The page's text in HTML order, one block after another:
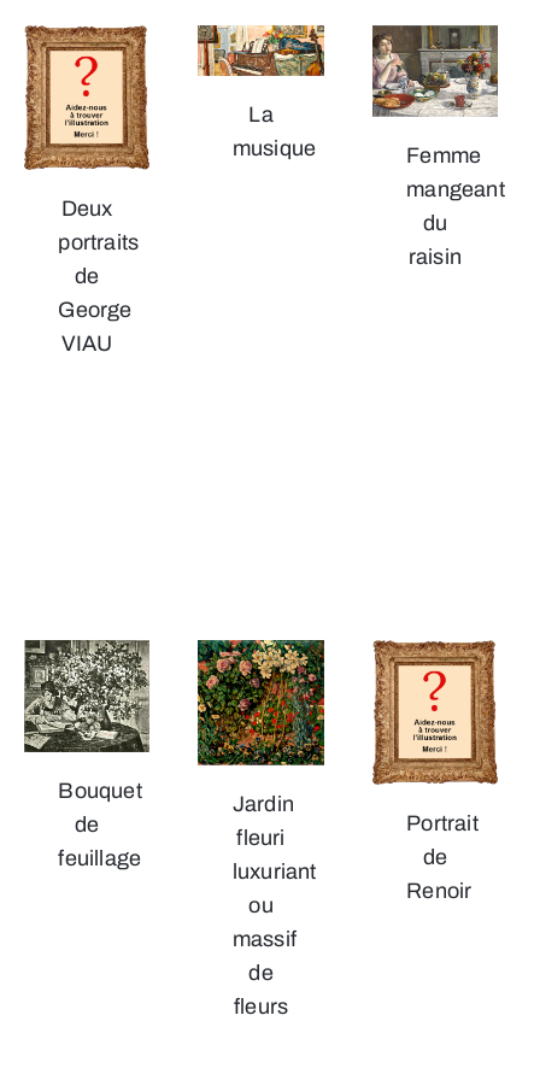
Deux
portraits
de
George
VIAU
La
musique
Femme
mangeant
du
raisin
Bouquet
de
feuillage
Jardin
fleuri
luxuriant
ou
massif
de
fleurs
Portrait
de
Renoir